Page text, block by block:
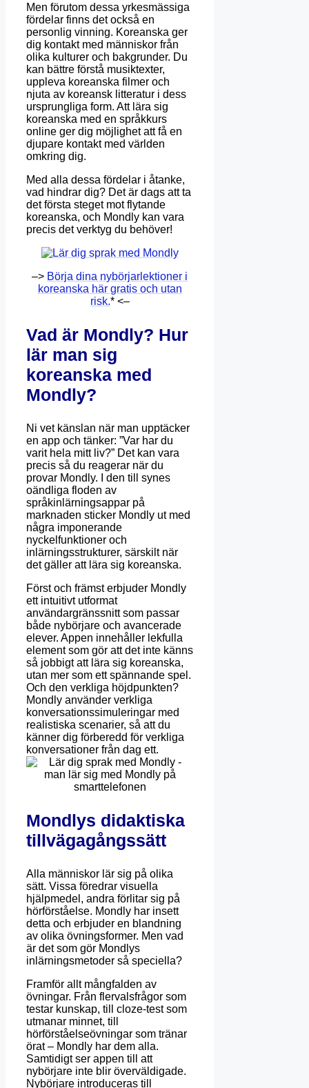
Men förutom dessa yrkesmässiga
fördelar finns det också en
personlig vinning. Koreanska ger
dig kontakt med människor från
olika kulturer och bakgrunder. Du
kan bättre förstå musiktexter,
uppleva koreanska filmer och
njuta av koreansk litteratur i dess
ursprungliga form. Att lära sig
koreanska med en språkkurs
online ger dig möjlighet att få en
djupare kontakt med världen
omkring dig.
Med alla dessa fördelar i åtanke,
vad hindrar dig? Det är dags att ta
det första steget mot flytande
koreanska, och Mondly kan vara
precis det verktyg du behöver!
–> Börja dina nybörjarlektioner i
koreanska här gratis och utan
risk.* <–
Vad är Mondly? Hur
lär man sig
koreanska med
Mondly?
Ni vet känslan när man upptäcker
en app och tänker: ”Var har du
varit hela mitt liv?” Det kan vara
precis så du reagerar när du
provar Mondly. I den till synes
oändliga floden av
språkinlärningsappar på
marknaden sticker Mondly ut med
några imponerande
nyckelfunktioner och
inlärningsstrukturer, särskilt när
det gäller att lära sig koreanska.
Först och främst erbjuder Mondly
ett intuitivt utformat
användargränssnitt som passar
både nybörjare och avancerade
elever. Appen innehåller lekfulla
element som gör att det inte känns
så jobbigt att lära sig koreanska,
utan mer som ett spännande spel.
Och den verkliga höjdpunkten?
Mondly använder verkliga
konversationssimuleringar med
realistiska scenarier, så att du
känner dig förberedd för verkliga
konversationer från dag ett.
Mondlys didaktiska
tillvägagångssätt
Alla människor lär sig på olika
sätt. Vissa föredrar visuella
hjälpmedel, andra förlitar sig på
hörförståelse. Mondly har insett
detta och erbjuder en blandning
av olika övningsformer. Men vad
är det som gör Mondlys
inlärningsmetoder så speciella?
Framför allt mångfalden av
övningar. Från flervalsfrågor som
testar kunskap, till cloze-test som
utmanar minnet, till
hörförståelseövningar som tränar
örat – Mondly har dem alla.
Samtidigt ser appen till att
nybörjare inte blir överväldigade.
Nybörjare introduceras till